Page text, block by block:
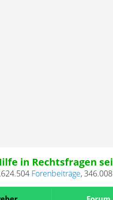
in Rechtsfragen
Forenbeiträge,346.008